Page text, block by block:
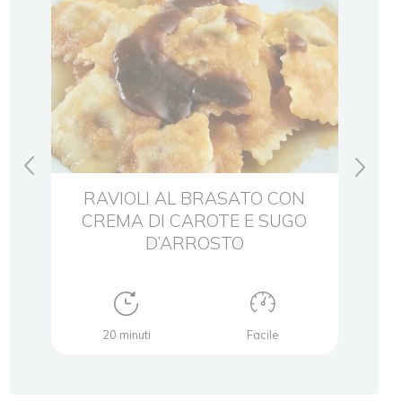
RAVIOLI AL BRASATO CON
CREMA DI CAROTE E SUGO
D’ARROSTO
20 minuti Facile